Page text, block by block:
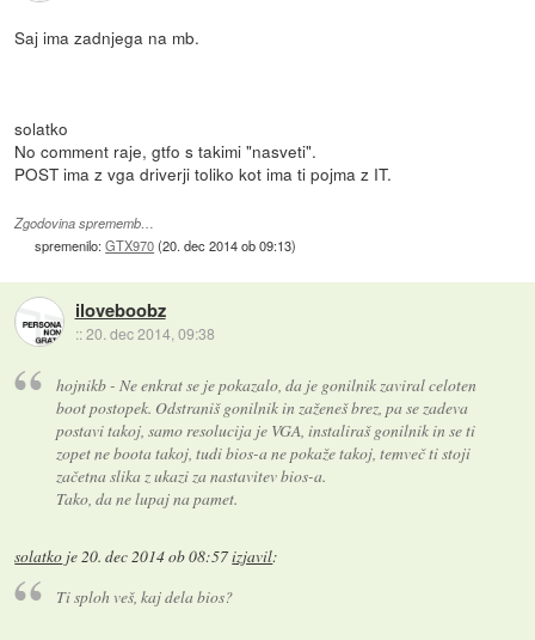
Saj ima zadnjega na mb.
solatko
No comment raje, gtfo s takimi "nasveti".
POST ima z vga driverji toliko kot ima ti pojma z IT.
Zgodovina sprememb…
spremenilo:GTX970(20. dec 2014 ob 09:13)
iloveboobz
::20. dec 2014, 09:38
hojnikb - Ne enkrat se je pokazalo, da je gonilnik zaviral celoten
boot postopek. Odstraniš gonilnik in zaženeš brez, pa se zadeva
postavi takoj, samo resolucija je VGA, instaliraš gonilnik in se ti
zopet ne boota takoj, tudi bios-a ne pokaže takoj, temveč ti stoji
začetna slika z ukazi za nastavitev bios-a.
Tako, da ne lupaj na pamet.
solatko je20. dec 2014 ob 08:57izjavil:
Ti sploh veš, kaj dela bios?